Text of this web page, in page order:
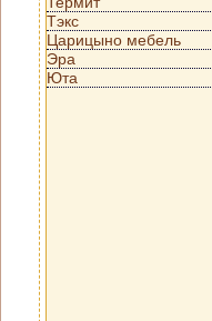
Тэкс
Царицыно мебель
Эра
Юта